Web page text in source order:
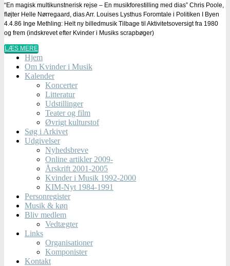
“En magisk multikunstnerisk rejse – En musikforestilling med dias” Chris Poole,
fløjter Helle Nørregaard, dias Arr. Louises Lysthus Foromtale i Politiken I Byen
4.4.86 Inge Methling: Helt ny billedmusik Tilbage til Aktivitetsoversigt fra 1980
og frem (indskrevet efter Kvinder i Musiks scrapbøger)
LÆS MERE
Hjem
Om Kvinder i Musik
Kalender
Koncerter
Litteratur
Udstillinger
Teater og film
Øvrigt kulturstof
Søg i Arkivet
Udgivelser
Nyhedsbreve
Online artikler 2009-
Årskrift 2001-2005
Kvinder i Musik 1992-2000
KIM-Nyt 1984-1991
Personregister
Musik & køn
Bliv medlem
Vedtægter
Links
Organisationer
Komponister
Kontakt